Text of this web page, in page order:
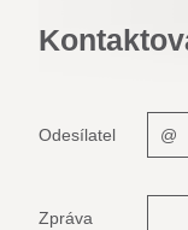
Odesílatel
Zpráva